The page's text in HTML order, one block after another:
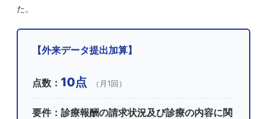
た。
【外来データ提出加算】
点数： 10点 （月1回）
要件：診療報酬の請求状況及び診療の内容に関